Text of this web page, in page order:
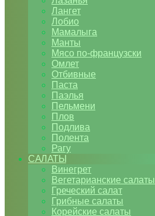
Лангет
Лобио
Мамалыга
Манты
Мясо по-французски
Омлет
Отбивные
Паста
Паэлья
Пельмени
Плов
Подлива
Полента
Рагу
САЛАТЫ
Винегрет
Вегетарианские салаты
Греческий салат
Грибные салаты
Корейские салаты